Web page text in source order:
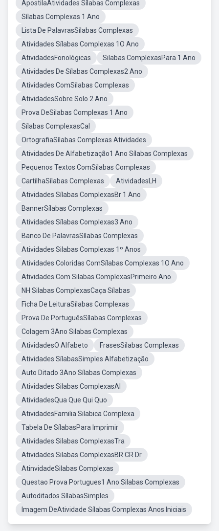
ApostilaAtividades Sílabas Complexas
Sílabas Complexas 1 Ano
Lista De PalavrasSílabas Complexas
Atividades Sílabas Complexas 1O Ano
AtividadesFonológicas
Silabas ComplexasPara 1 Ano
Atividades De Sílabas Complexas2 Ano
Atividades ComSílabas Complexas
AtividadesSobre Solo 2 Ano
Prova DeSilabas Complexas 1 Ano
Sílabas ComplexasCal
OrtografiaSílabas Complexas Atividades
Atividades De Alfabetização1 Ano Sílabas Complexas
Pequenos Textos ComSílabas Complexas
CartilhaSílabas Complexas
AtividadesLH
Atividades Sílabas ComplexasBr 1 Ano
BannerSílabas Complexas
Atividades Sílabas Complexas3 Ano
Banco De PalavrasSílabas Complexas
Atividades Silabas Complexas 1º Anos
Atividades Coloridas ComSílabas Complexas 1O Ano
Atividades Com Silabas ComplexasPrimeiro Ano
NH Silabas ComplexasCaça Sílabas
Ficha De LeituraSílabas Complexas
Prova De PortuguêsSílabas Complexas
Colagem 3Ano Silabas Complexas
AtividadesO Alfabeto
FrasesSílabas Complexas
Atividades SílabasSimples Alfabetização
Auto Ditado 3Ano Sílabas Complexas
Atividades Silabas ComplexasAl
AtividadesQua Que Qui Quo
AtividadesFamilia Silabica Complexa
Tabela De SílabasPara Imprimir
Atividades Silabas ComplexasTra
Atividades Silabas ComplexasBR CR Dr
AtinvidadeSilabas Complexas
Questao Prova Portugues1 Ano Silabas Complexas
Autoditados SílabasSimples
Imagem DeAtividade Sílabas Complexas Anos Iniciais